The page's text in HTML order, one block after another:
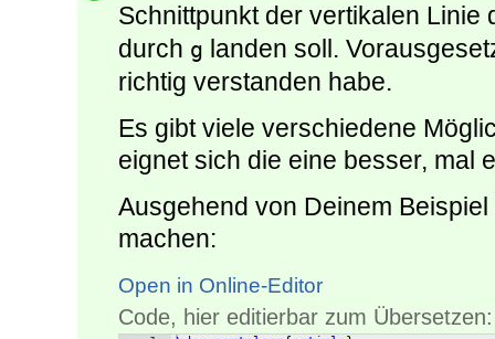
Schnittpunkt der vertikalen Linie
durch g landen soll.
richtig verstanden habe.
Es gibt viele verschiedene
eignet sich die eine besser, mal
Ausgehend von Deinem
machen:
Open in Online-Editor
Code, hier editierbar zum Übersetzen: